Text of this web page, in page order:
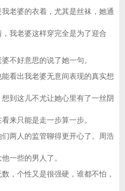
婆的衣着，尤其是丝袜，她通
我老婆这样穿完全是为了迎合
好意思的说了她一句。
出我老婆无意间表现的真实想
到这儿不尤让她心里有了一丝阴
来只能是走一步算一步。
两人的监管聊得更开心了。周浩
一些的男人了。
个性又是很强硬，谁都不怕，